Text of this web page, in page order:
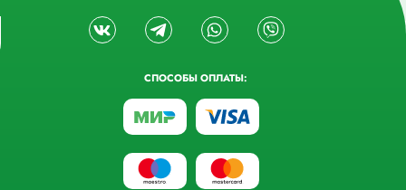
СПОСОБЫ ОПЛАТЫ: